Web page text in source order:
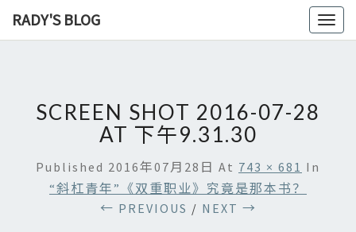
RADY'S BLOG
SCREEN SHOT 2016-07-28
AT 下午9.31.30
Published 2016年07月28日 At 743 × 681 In
“斜杠青年”《双重职业》究竟是那本书？
← PREVIOUS / NEXT →